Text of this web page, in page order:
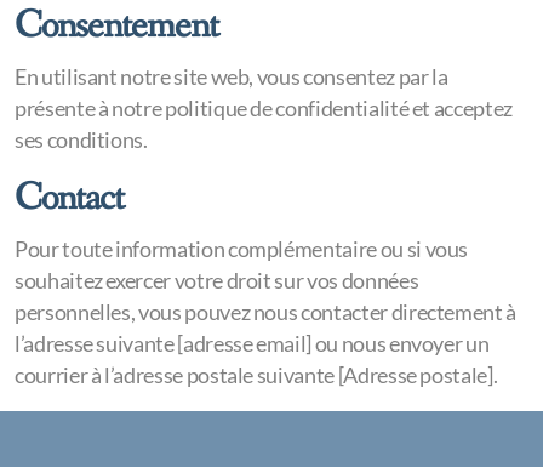
Consentement
En utilisant notre site web, vous consentez par la
présente à notre politique de confidentialité et acceptez
ses conditions.
Contact
Pour toute information complémentaire ou si vous
souhaitez exercer votre droit sur vos données
personnelles, vous pouvez nous contacter directement à
l’adresse suivante [adresse email] ou nous envoyer un
courrier à l’adresse postale suivante [Adresse postale].